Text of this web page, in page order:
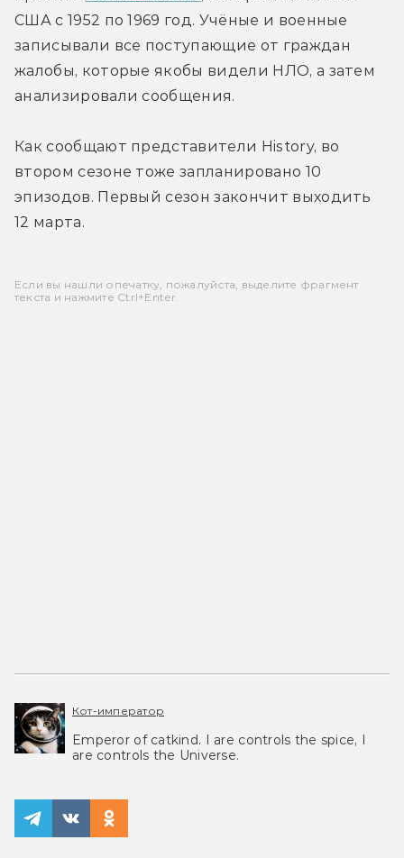
США с 1952 по 1969 год. Учёные и военные
записывали все поступающие от граждан
жалобы, которые якобы видели НЛО, а затем
анализировали сообщения.
Как сообщают представители History, во
втором сезоне тоже запланировано 10
эпизодов. Первый сезон закончит выходить
12 марта.
Если вы нашли опечатку, пожалуйста, выделите фрагмент
текста и нажмите Ctrl+Enter.
Кот-император
Emperor of catkind. I are controls the spice, I
are controls the Universe.